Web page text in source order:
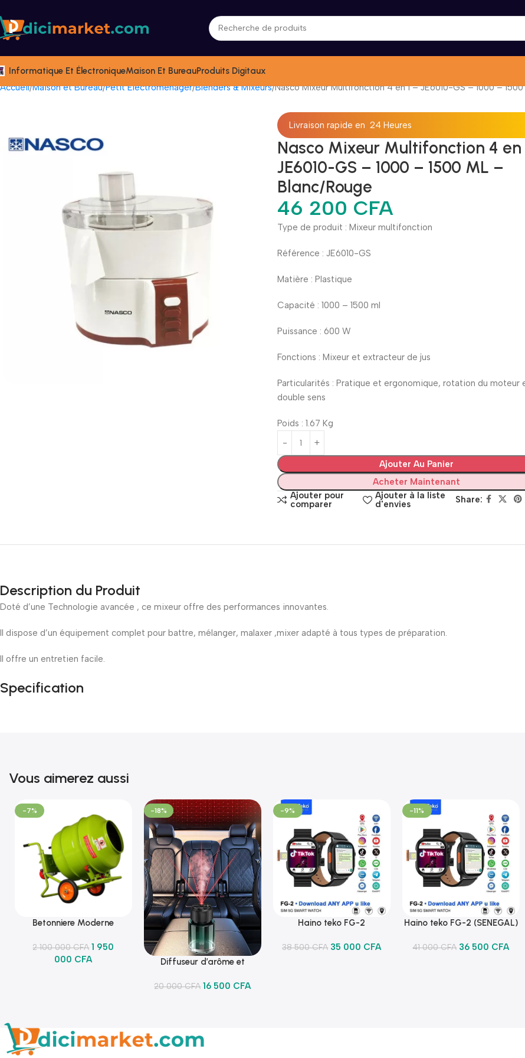
Informatique Et ÉlectroniqueMaison Et BureauProduits Digitaux
Accueil Maison et Bureau Petit Électromenager Blenders & Mixeurs Nasco Mixeur Multifonction 4 en 1 – JE6010-GS – 1000 –
Livraison rapide en 24 Heures
Nasco Mixeur Multifonction 4 en
JE6010-GS – 1000 – 1500 ML –
Blanc/Rouge
46 200 CFA
Type de produit : Mixeur multifonction
Référence : JE6010-GS
Matière : Plastique
Capacité : 1000 – 1500 ml
Puissance : 600 W
Fonctions : Mixeur et extracteur de jus
Particularités : Pratique et ergonomique, rotation du moteur
double sens
Poids : 1.67 Kg
Ajouter Au Panier
Acheter Maintenant
Ajouter pour
comparer
Ajouter à la liste
d'envies
Share:
Description du Produit
Doté d’une Technologie avancée , ce mixeur offre des performances innovantes.
Il dispose d’un équipement complet pour battre, mélanger, malaxer ,mixer adapté à tous types de préparation.
Il offre un entretien facile.
Specification
Vous aimerez aussi
-7%
Ajouter Au Panier
Betonniere Moderne
2 100 000CFA 1 950
000 CFA
-18%
Ajouter Au Panier
Diffuseur d’arôme et
20 000CFA 16 500 CFA
-9%
Ajouter Au Panier
Haino teko FG-2
38 500CFA 35 000 CFA
-11%
Ajouter Au Panier
Haino teko FG-2 (SENEGAL)
41 000CFA 36 500 CFA